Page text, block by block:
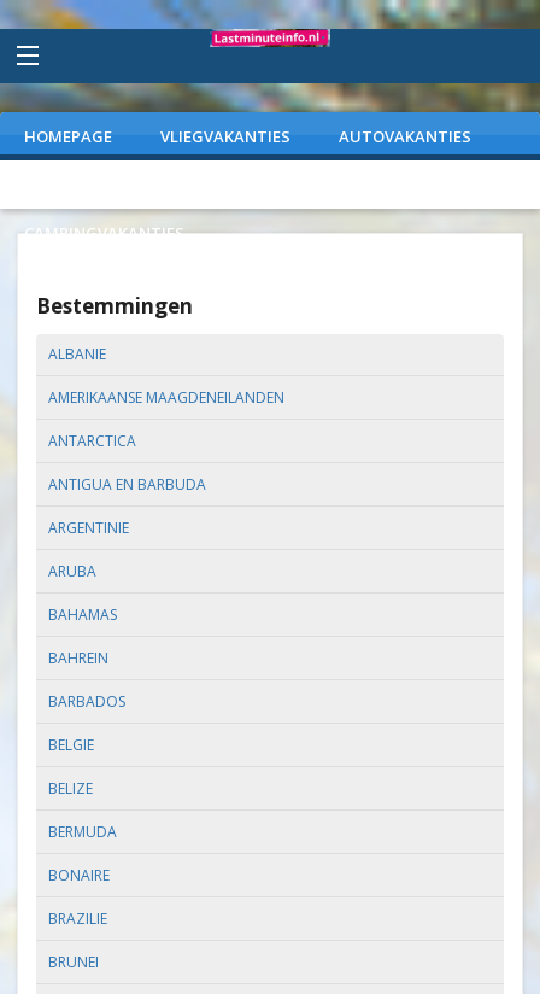
HOMEPAGE VLIEGVAKANTIES AUTOVAKANTIES
CAMPINGVAKANTIES
Bestemmingen
ALBANIE
AMERIKAANSE MAAGDENEILANDEN
ANTARCTICA
ANTIGUA EN BARBUDA
ARGENTINIE
ARUBA
BAHAMAS
BAHREIN
BARBADOS
BELGIE
BELIZE
BERMUDA
BONAIRE
BRAZILIE
BRUNEI